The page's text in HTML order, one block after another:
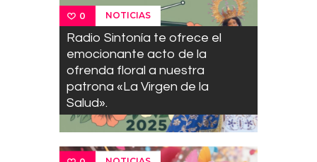
0 NOTICIAS
Radio Sintonía te ofrece el
emocionante acto de la
ofrenda floral a nuestra
patrona «La Virgen de la
Salud».